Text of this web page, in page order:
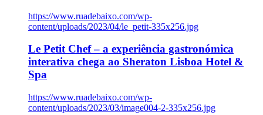
https://www.ruadebaixo.com/wp-
content/uploads/2023/04/le_petit-335x256.jpg
Le Petit Chef – a experiência gastronómica
interativa chega ao Sheraton Lisboa Hotel &
Spa
https://www.ruadebaixo.com/wp-
content/uploads/2023/03/image004-2-335x256.jpg